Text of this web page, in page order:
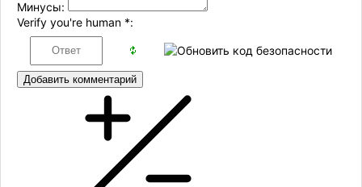
Минусы:
Verify you're human *:
Добавить комментарий